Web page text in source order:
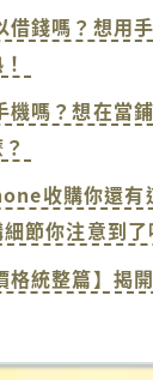
借錢嗎？想用
機嗎？想在當
收購你還
節你注意到了
格統整篇】揭